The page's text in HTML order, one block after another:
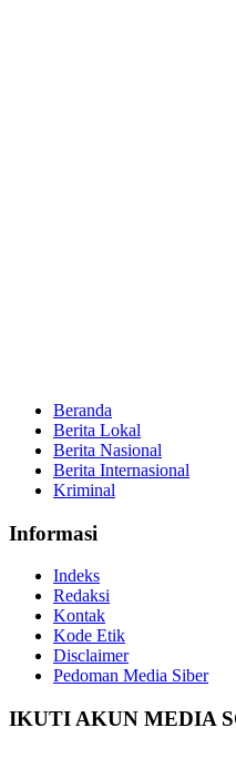
Beranda
Berita Lokal
Berita Nasional
Berita Internasional
Kriminal
Informasi
Indeks
Redaksi
Kontak
Kode Etik
Disclaimer
Pedoman Media Siber
IKUTI AKUN MEDIA